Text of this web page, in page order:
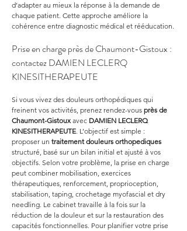
d’adapter au mieux la réponse à la demande de
chaque patient. Cette approche améliore la
cohérence entre diagnostic médical et rééducation.
Prise en charge près de Chaumont-Gistoux :
contactez DAMIEN LECLERQ
KINESITHERAPEUTE
Si vous vivez des douleurs orthopédiques qui
freinent vos activités, prenez rendez-vous près de
Chaumont-Gistoux avec DAMIEN LECLERQ
KINESITHERAPEUTE. L’objectif est simple :
proposer un traitement douleurs orthopediques
structuré, basé sur un bilan initial et ajusté à vos
objectifs. Selon votre problème, la prise en charge
peut combiner mobilisation, exercices
thérapeutiques, renforcement, proprioception,
stabilisation, taping, crochetage myofascial et dry
needling. Le cabinet travaille à la fois sur la
réduction de la douleur et sur la restauration des
capacités fonctionnelles. Pour planifier votre prise